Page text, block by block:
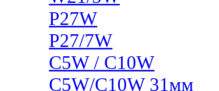
P27W
P27/7W
C5W / C10W
C5W/C10W 31мм